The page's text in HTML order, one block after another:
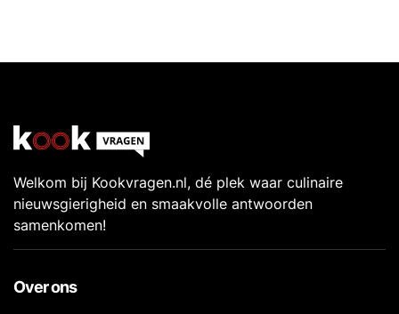
Welkom bij Kookvragen.nl, dé plek waar culinaire
nieuwsgierigheid en smaakvolle antwoorden
samenkomen!
Over ons